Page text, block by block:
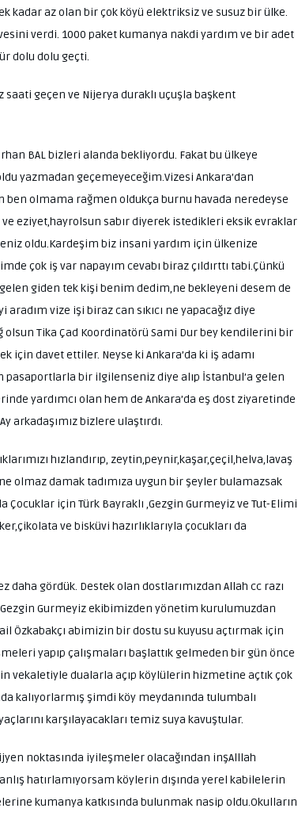
kadar az olan bir çok köyü elektriksiz ve susuz bir ülke.
verdi. 1000 paket kumanya nakdi yardım ve bir adet
dolu dolu geçti.
saati geçen ve Nijerya duraklı uçuşla başkent
BAL bizleri alanda bekliyordu. Fakat bu ülkeye
yazmadan geçemeyeceğim.Vizesi Ankara’dan
ben olmama rağmen oldukça burnu havada neredeyse
eziyet,hayrolsun sabır diyerek istedikleri eksik evraklar
oldu.Kardeşim biz insani yardım için ülkenize
çok iş var napayım cevabı biraz çıldırttı tabi.Çünkü
giden tek kişi benim dedim,ne bekleyeni desem de
vize işi biraz can sıkıcı ne yapacağız diye
olsun Tika Çad Koordinatörü Sami Dur bey kendilerini bir
davet ettiler. Neyse ki Ankara’da ki iş adamı
bir ilgilenseniz diye alıp İstanbul’a gelen
yardımcı olan hem de Ankara’da eş dost ziyaretinde
arkadaşımız bizlere ulaştırdı.
hızlandırıp, zeytin,peynir,kaşar,çeçil,helva,lavaş
olmaz damak tadımıza uygun bir şeyler bulamazsak
Çocuklar için Türk Bayraklı ,Gezgin Gurmeyiz ve Tut-Elimi
ve bisküvi hazırlıklarıyla çocukları da
daha gördük. Destek olan dostlarımızdan Allah cc razı
Gurmeyiz ekibimizden yönetim kurulumuzdan
Özkabakçı abimizin bir dostu su kuyusu açtırmak için
yapıp çalışmaları başlattık gelmeden bir gün önce
vekaletiyle dualarla açıp köylülerin hizmetine açtık çok
kalıyorlarmış şimdi köy meydanında tulumbalı
karşılayacakları temiz suya kavuştular.
noktasında iyileşmeler olacağından inşAlllah
hatırlamıyorsam köylerin dışında yerel kabilelerin
kumanya katkısında bulunmak nasip oldu.Okulların